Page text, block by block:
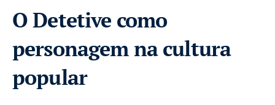
O Detetive como
personagem na cultura
popular